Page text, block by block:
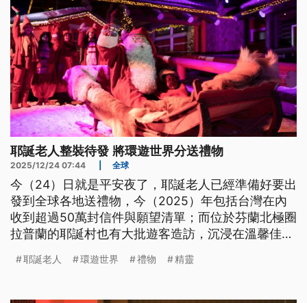
耶誕老人整裝待發 將環遊世界分送禮物
2025/12/24 07:44 全球
今（24）日就是平安夜了，耶誕老人已經準備好要出
發到全球各地送禮物，今（2025）年包括台灣在內
收到超過50萬封信件與願望清單；而位於芬蘭北極圈
拉普蘭的耶誕村也有大批遊客造訪，沉浸在溫馨佳節
耶誕老人 環遊世界 禮物 精靈